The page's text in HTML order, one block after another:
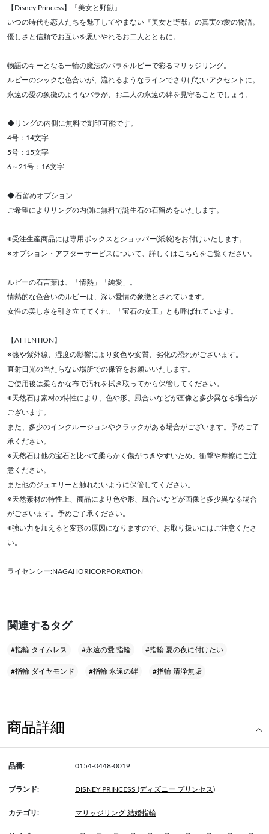
【Disney Princess】『美女と野獣』
いつの時代も恋人たちを魅了してやまない『美女と野獣』の真実の愛の物語。
優しさと信頼でお互いを思いやれるお二人とともに。
物語のキーとなる一輪の魔法のバラをルビーで彩るマリッジリング。
ルビーのシックな色合いが、流れるようなラインでさりげないアクセントに。
永遠の愛の象徴のようなバラが、お二人の永遠の絆を見守ることでしょう。
◆リングの内側に無料で刻印可能です。
4号：14文字
5号：15文字
6～21号：16文字
◆石留めオプション
ご希望によりリングの内側に無料で誕生石の石留めをいたします。
※受注生産商品には専用ボックスとショッパー(紙袋)をお付けいたします。
※オプション・アフターサービスについて、詳しくは こちら をご覧ください。
ルビーの石言葉は、「情熱」「純愛」。
情熱的な色合いのルビーは、深い愛情の象徴とされています。
女性の美しさを引き立ててくれ、「宝石の女王」とも呼ばれています。
【ATTENTION】
※熱や紫外線、湿度の影響により変色や変質、劣化の恐れがございます。
直射日光の当たらない場所での保管をお願いいたします。
ご使用後は柔らかな布で汚れを拭き取ってから保管してください。
※天然石は素材の特性により、色や形、風合いなどが画像と多少異なる場合が
ございます。
また、多少のインクルージョンやクラックがある場合がございます。予めご了
承ください。
※天然石は他の宝石と比べて柔らかく傷がつきやすいため、衝撃や摩擦にご注
意ください。
また他のジュエリーと触れないように保管してください。
※天然素材の特性上、商品により色や形、風合いなどが画像と多少異なる場合
がございます。予めご了承ください。
※強い力を加えると変形の原因になりますので、お取り扱いにはご注意くださ
い。
ライセンシー:NAGAHORICORPORATION
関連するタグ
#指輪 タイムレス #永遠の愛 指輪 #指輪 夏の夜に付けたい
#指輪 ダイヤモンド #指輪 永遠の絆 #指輪 清浄無垢
商品詳細
品番: 0154-0448-0019
ブランド: DISNEY PRINCESS (ディズニー プリンセス)
カテゴリ: マリッジリング 結婚指輪